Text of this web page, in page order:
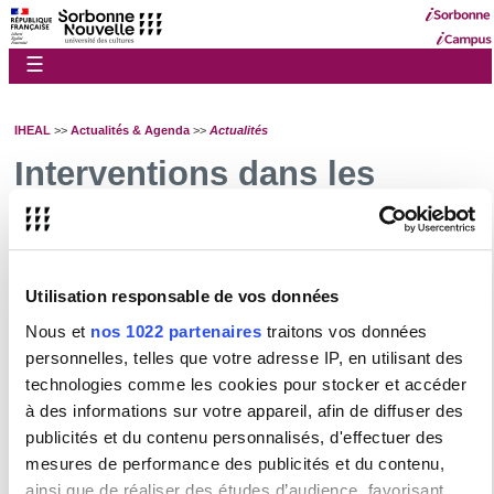
Utilisation responsable de vos données
Nous et nos 1022 partenaires traitons vos données
personnelles, telles que votre adresse IP, en utilisant des
technologies comme les cookies pour stocker et accéder
à des informations sur votre appareil, afin de diffuser des
publicités et du contenu personnalisés, d'effectuer des
mesures de performance des publicités et du contenu,
ainsi que de réaliser des études d’audience, favorisant
☰
IHEAL >> Actualités & Agenda >> Actualités
Interventions dans les
médias
L'IHEAL - CREDA dans les médias mars 2026
Guichet numérique étudiant
Pour toutes questions concernant votre scolarité ou les formations de la
Sorbonne Nouvelle,connectez vouspuis saisissez votre demande.
Vous trouverez des explications et de l'aidesur cette page .